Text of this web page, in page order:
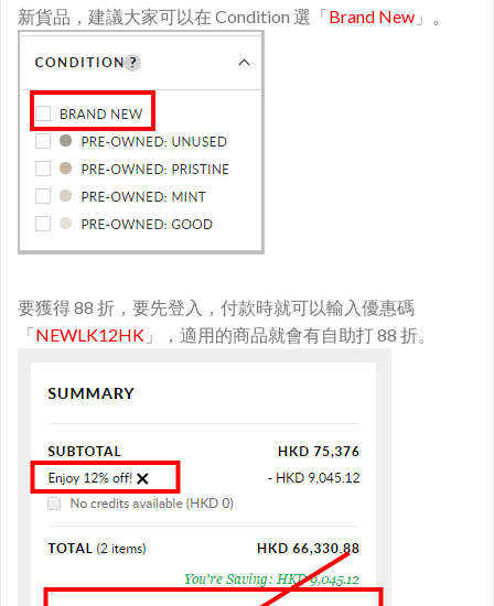
新貨品，建議大家可以在 Condition 選「Brand New 」。
要獲得 88 折，要先登入，付款時就可以輸入優惠碼
「NEWLK12HK 」，適用的商品就會有自助打 88 折。